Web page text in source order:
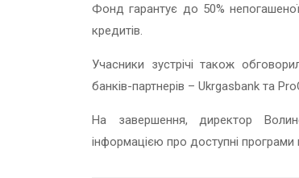
Фонд гарантує до 50%
кредитів.
Учасники зустрічі також
банків-партнерів – Ukrgasbank та
На завершення, директор
інформацією про доступні програми